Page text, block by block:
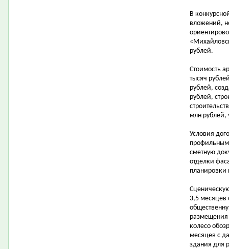
В
вложений,
рублей.
Стоимость
тысяч
рублей,
рублей,
млн рублей,
Условия
сметную
отделки
3,5 месяцев
размещения
колесо
месяцев с
здания для